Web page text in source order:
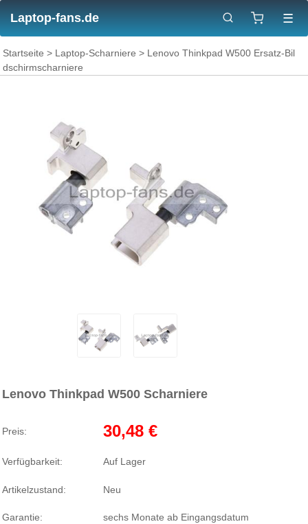
Laptop-fans.de ☰
Startseite > Laptop-Scharniere > Lenovo Thinkpad W500 Ersatz-Bil
dschirmscharniere
Lenovo Thinkpad W500 Scharniere
Preis: 30,48 €
Verfügbarkeit: Auf Lager
Artikelzustand: Neu
Garantie: sechs Monate ab Eingangsdatum